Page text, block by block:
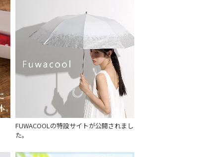
FUWACOOLの特設サイトが公開されまし
た。